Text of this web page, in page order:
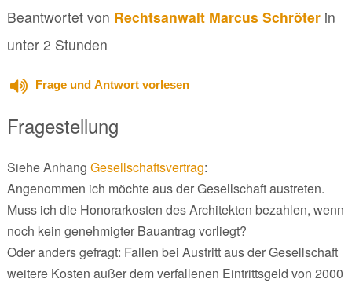
Beantwortet von Rechtsanwalt Marcus Schröterin
unter 2 Stunden
Frage und Antwort vorlesen
Fragestellung
Siehe Anhang Gesellschaftsvertrag:
Angenommen ich möchte aus der Gesellschaft austreten.
Muss ich die Honorarkosten des Architekten bezahlen, wenn
noch kein genehmigter Bauantrag vorliegt?
Oder anders gefragt: Fallen bei Austritt aus der Gesellschaft
weitere Kosten außer dem verfallenen Eintrittsgeld von 2000